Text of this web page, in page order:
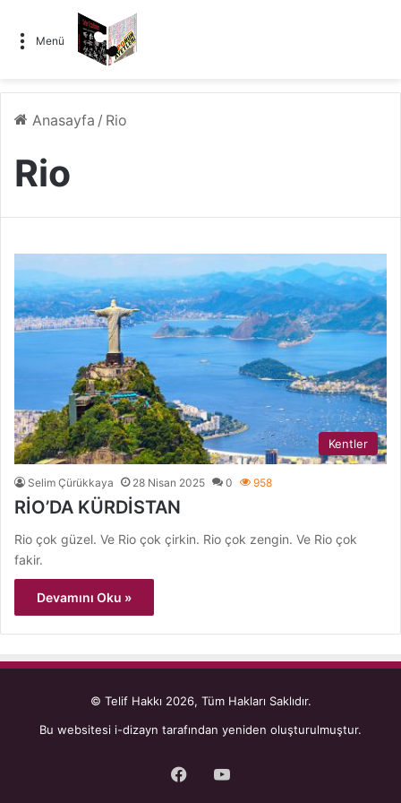
Menü
Anasayfa / Rio
Rio
Kentler
Selim Çürükkaya 28 Nisan 2025 0 958
RİO’DA KÜRDİSTAN
Rio çok güzel. Ve Rio çok çirkin. Rio çok zengin. Ve Rio çok
fakir.
Devamını Oku »
© Telif Hakkı 2026, Tüm Hakları Saklıdır.
Bu websitesi i-dizayn tarafından yeniden oluşturulmuştur.
Facebook